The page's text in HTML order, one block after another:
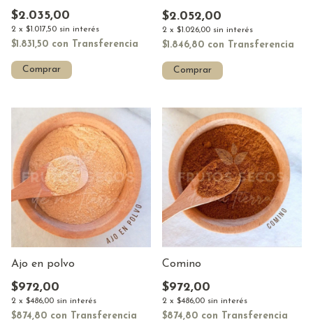
$2.035,00
2 x $1.017,50 sin interés
$1.831,50 con Transferencia
Comprar
$2.052,00
2 x $1.026,00 sin interés
$1.846,80 con Transferencia
Comprar
Ajo en polvo
$972,00
2 x $486,00 sin interés
$874,80 con Transferencia
Comino
$972,00
2 x $486,00 sin interés
$874,80 con Transferencia